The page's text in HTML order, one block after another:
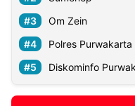
Om Zein
Polres Purwakarta
Diskominfo